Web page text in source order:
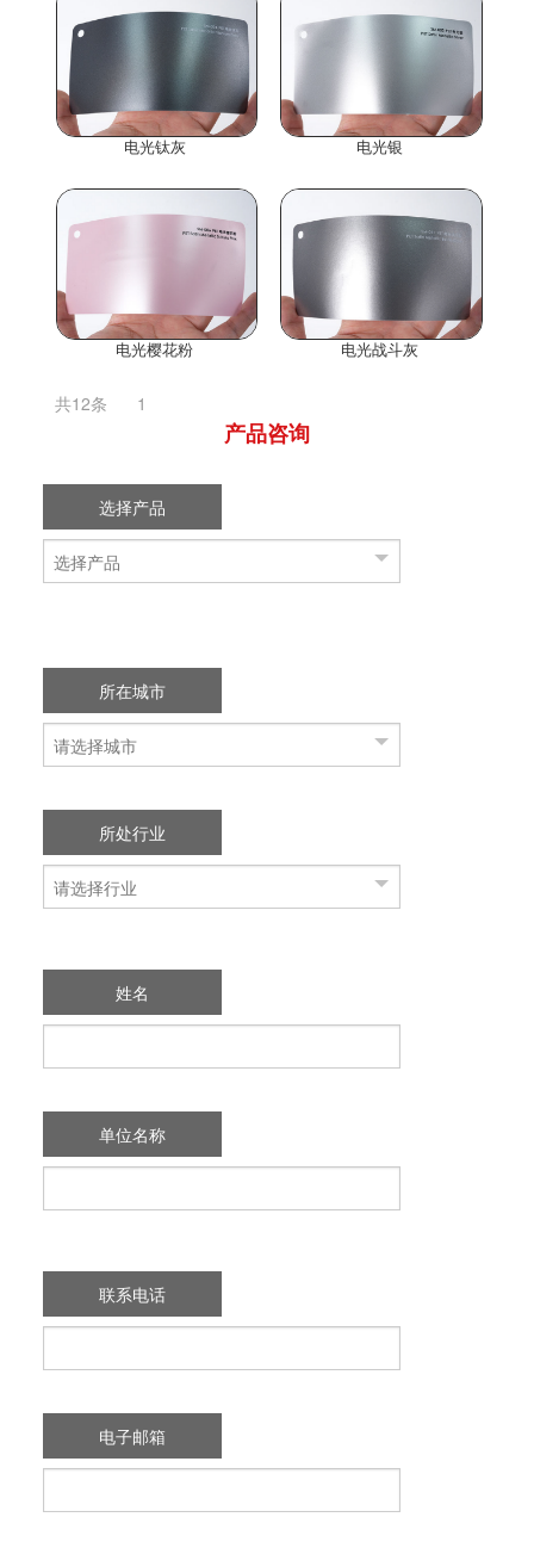
电光钛灰 电光银
电光樱花粉 电光战斗灰
共12条 1
产品咨询
选择产品
所在城市
所处行业
姓名
单位名称
联系电话
电子邮箱